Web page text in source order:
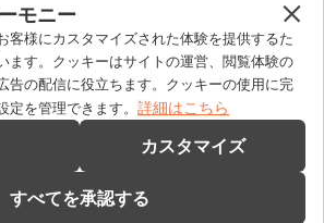
sales@onlyoffice.com
るお問い合わせpartners@onlyoffice.com
モニー
客様にカスタマイズされた体験を提供するた
ます。クッキーはサイトの運営、閲覧体験の
告の配信に役立ちます。クッキーの使用に完
を管理できます。 詳細はこちら
カスタマイズ
すべてを承認する